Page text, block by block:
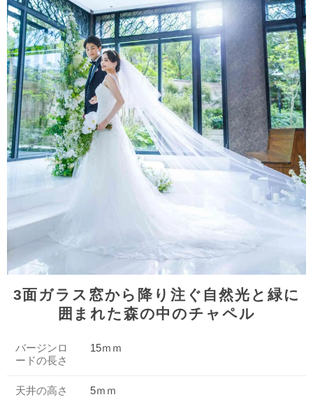
3面ガラス窓から降り注ぐ自然光と緑に
囲まれた森の中のチャペル
バージンロ
ードの長さ
15ｍｍ
天井の高さ 5ｍｍ